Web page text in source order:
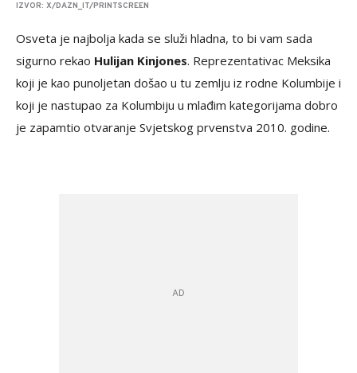
IZVOR: X/DAZN_IT/PRINTSCREEN
Osveta je najbolja kada se služi hladna, to bi vam sada
sigurno rekao Hulijan Kinjones. Reprezentativac Meksika
koji je kao punoljetan došao u tu zemlju iz rodne Kolumbije i
koji je nastupao za Kolumbiju u mlađim kategorijama dobro
je zapamtio otvaranje Svjetskog prvenstva 2010. godine.